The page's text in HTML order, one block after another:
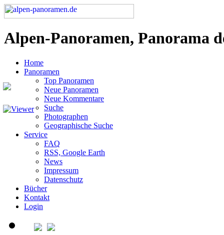
Alpen-Panoramen, Panorama
Home
Panoramen
Top Panoramen
Neue Panoramen
Neue Kommentare
Suche
Photographen
Geographische Suche
Service
FAQ
RSS, Google Earth
News
Impressum
Datenschutz
Bücher
Kontakt
Login